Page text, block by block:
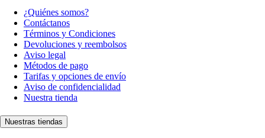
¿Quiénes somos?
Contáctanos
Términos y Condiciones
Devoluciones y reembolsos
Aviso legal
Métodos de pago
Tarifas y opciones de envío
Aviso de confidencialidad
Nuestra tienda
Nuestras tiendas